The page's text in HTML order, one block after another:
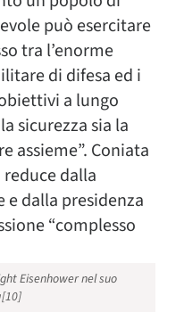
può esercitare
tra l’enorme
di difesa ed i
a lungo
sicurezza sia la
assieme”. Coniata
dalla
e dalla presidenza
“complesso
Eisenhower nel suo